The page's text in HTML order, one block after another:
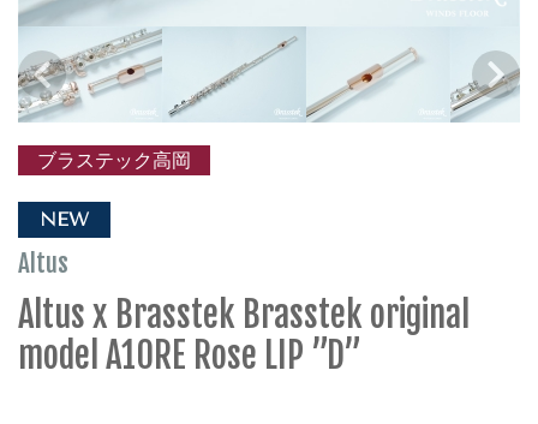
ブラステック高岡
NEW
Altus
Altus x Brasstek Brasstek original
model A10RE Rose LIP ”D”